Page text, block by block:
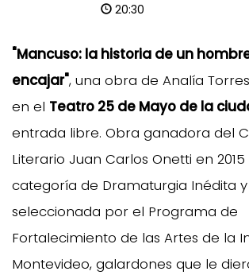
20:30
"Mancuso: la historia de un
encajar", una obra de Analía
en el Teatro 25 de Mayo de la
entrada libre. Obra ganadora del
Literario Juan Carlos Onetti en
categoría de Dramaturgia Inédita
seleccionada por el Programa de
Fortalecimiento de las Artes de la
Montevideo, galardones que le